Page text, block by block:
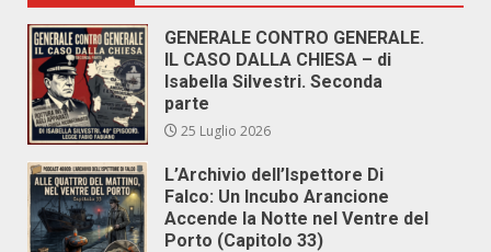
GENERALE CONTRO GENERALE.
IL CASO DALLA CHIESA – di
Isabella Silvestri. Seconda
parte
25 Luglio 2026
L’Archivio dell’Ispettore Di
Falco: Un Incubo Arancione
Accende la Notte nel Ventre del
Porto (Capitolo 33)